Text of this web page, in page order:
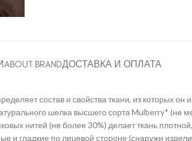
ABOUT BRANDДОСТАВКА И ОПЛАТА
состав и свойства ткани, из которых
шелка высшего сорта Mulberry*
нитей (не более 30%) делает ткань
и гладкие по лицевой стороне (снаружи